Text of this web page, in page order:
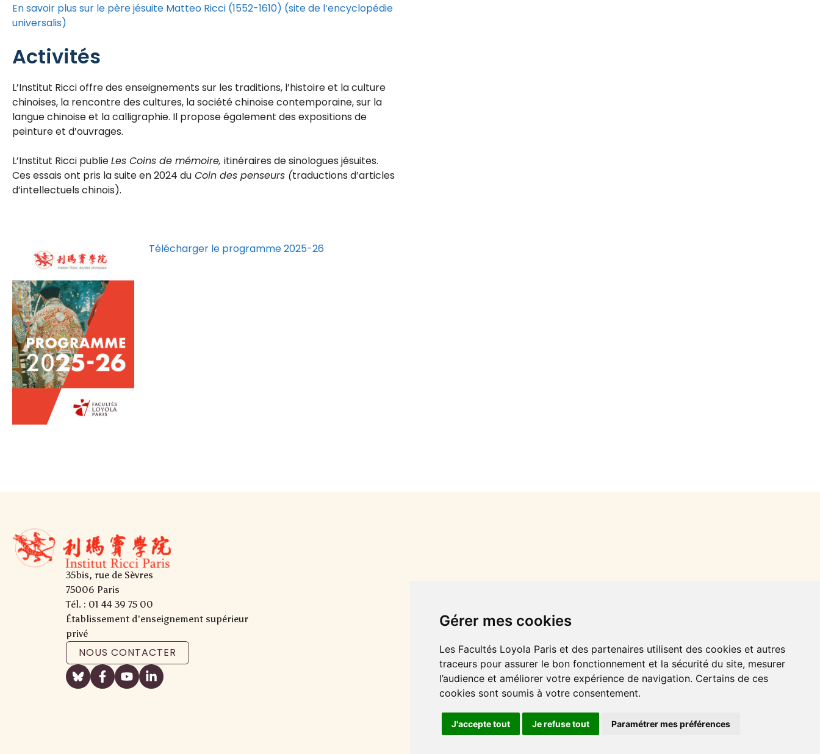
Gérer mes cookies
Les Facultés Loyola Paris et des partenaires utilisent des cookies et autres
traceurs pour assurer le bon fonctionnement et la sécurité du site, mesurer
l’audience et améliorer votre expérience de navigation. Certains de ces
cookies sont soumis à votre consentement.
J'accepte tout Je refuse tout Paramétrer mes préférences
En savoir plus sur le père jésuite Matteo Ricci (1552-1610) (site de l’encyclopédie
universalis)
Activités
L’Institut Ricci offre des enseignements sur les traditions, l’histoire et la culture
chinoises, la rencontre des cultures, la société chinoise contemporaine, sur la
langue chinoise et la calligraphie. Il propose également des expositions de
peinture et d’ouvrages.
L’Institut Ricci publieLes Coins de mémoire, itinéraires de sinologues jésuites.
Ces essais ont pris la suite en 2024 du Coin des penseurs (traductions d’articles
d’intellectuels chinois).
Télécharger le programme 2025-26
35bis, rue de Sèvres
75006 Paris
Tél. : 01 44 39 75 00
Établissement d'enseignement supérieur
privé
NOUS CONTACTER